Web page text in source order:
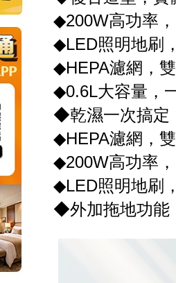
◆200W高功率
◆LED照明地刷
◆HEPA濾網，
◆0.6L大容量，
◆乾濕一次搞定
◆HEPA濾網，
◆200W高功率
◆LED照明地刷
◆外加拖地功能